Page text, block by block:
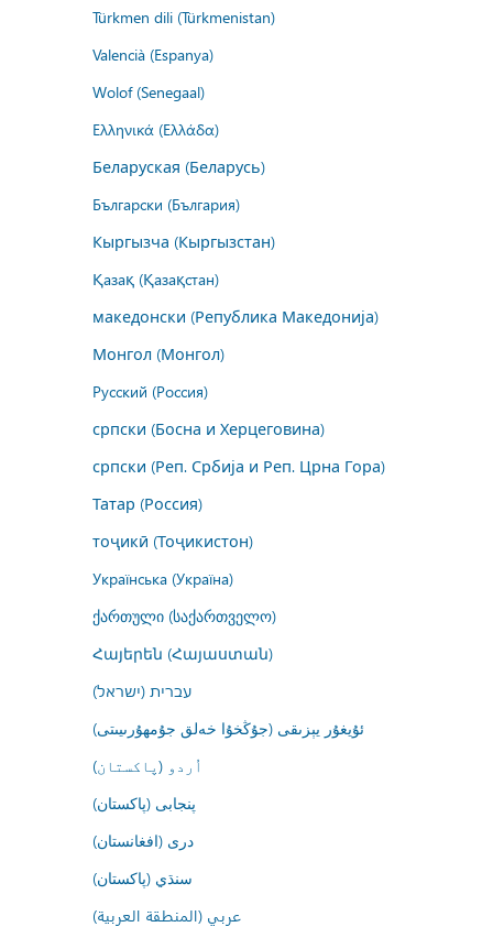
Türkmen dili (Türkmenistan)
Valencià (Espanya)
Wolof (Senegaal)
Ελληνικά (Ελλάδα)
Беларуская (Беларусь)
Български (България)
Кыргызча (Кыргызстан)
Қазақ (Қазақстан)
македонски (Република Македонија)
Монгол (Монгол)
Русский (Россия)
српски (Босна и Херцеговина)
српски (Реп. Србија и Реп. Црна Гора)
Татар (Россия)
тоҷикӣ (Тоҷикистон)
Українська (Україна)
ქართული (საქართველო)
Հայերեն (Հայաստան)
עברית (ישראל)
ئۇيغۇر يېزىقى (جۇڭخۇا خەلق جۇمھۇرىيىتى)
اُردو (پاکستان)
پنجابی (پاکستان)
درى (افغانستان)
سنڌي (پاکستان)
عربي (المنطقة العربية)